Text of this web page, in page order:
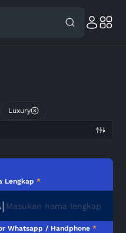
Luxury
Lengkap*
|
Whatsapp / Handphone*